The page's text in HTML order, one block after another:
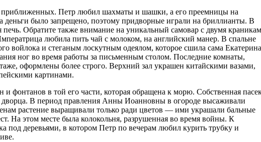
приближенных. Петр любил шахматы и шашки, а его преемницы на
деньги было запрещено, поэтому придворные играли на бриллианты. В
печь. Обратите также внимание на уникальный самовар с двумя
любила пить чай с молоком, на английский манер. В спальне
войлока и стеганым лоскутным одеялом, которое сшила сама
ног во время работы за письменным столом. Последние комнаты,
оформлены более строго. Верхний зал украшен китайскими вазами,
картинами.
фонтанов в той его части, которая обращена к морю. Собственная
дворца. В период правления Анны Иоанновны в огороде высаживали
растение выращивали только ради цветов — ими украшали бальные
На этом месте была колокольня, разрушенная во время войны. К
под деревьями, в котором Петр по вечерам любил курить трубку и